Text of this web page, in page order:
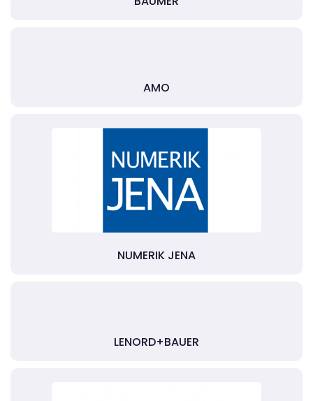
AMO
NUMERIK JENA
LENORD+BAUER